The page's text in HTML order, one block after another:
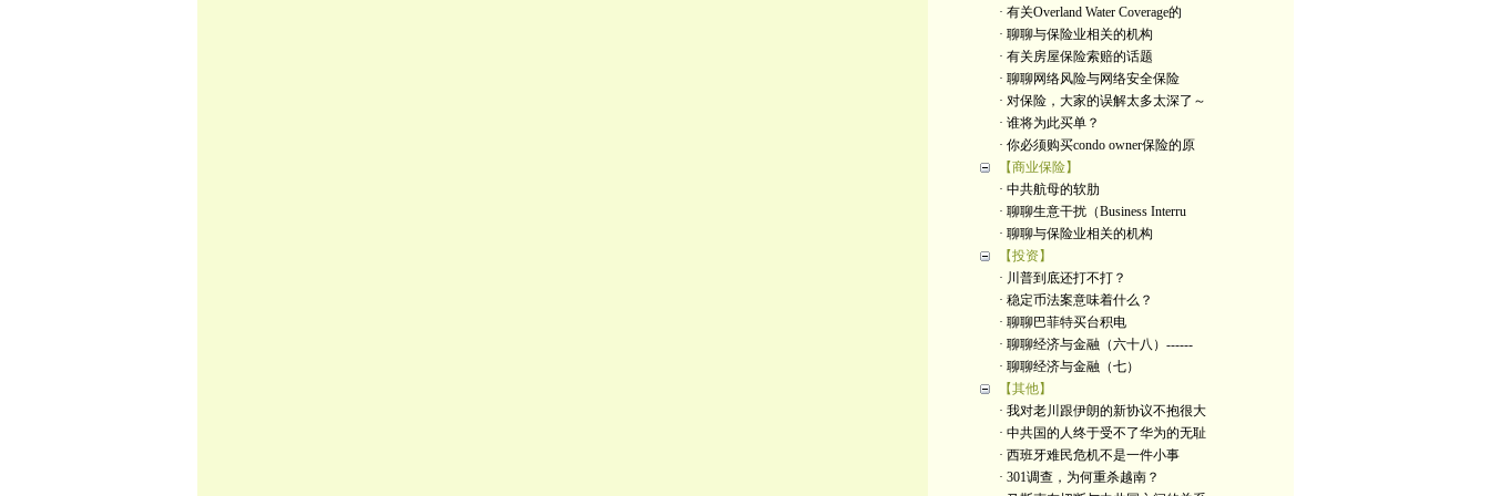
· 有关Overland Water Coverage的
· 聊聊与保险业相关的机构
· 有关房屋保险索赔的话题
· 聊聊网络风险与网络安全保险
· 对保险，大家的误解太多太深了～
· 谁将为此买单？
· 你必须购买condo owner保险的原
【商业保险】
· 中共航母的软肋
· 聊聊生意干扰（Business Interru
· 聊聊与保险业相关的机构
【投资】
· 川普到底还打不打？
· 稳定币法案意味着什么？
· 聊聊巴菲特买台积电
· 聊聊经济与金融（六十八）------
· 聊聊经济与金融（七）
【其他】
· 我对老川跟伊朗的新协议不抱很大
· 中共国的人终于受不了华为的无耻
· 西班牙难民危机不是一件小事
· 301调查，为何重杀越南？